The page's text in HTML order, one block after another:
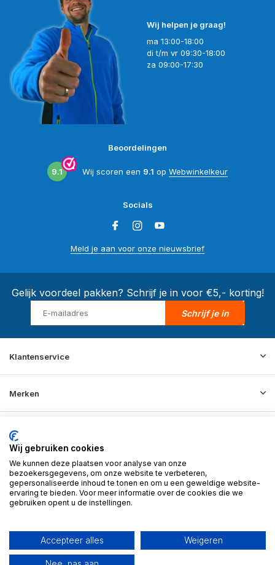
Wij helpen je graag!
ma 13:00-18:00
di t/m vr 09:30-18:00
za 09:00-17:30
Beoordelingen
9.1 Wij scoren een 9.1 op Webwinkelkeur
Socials
Meld je aan voor onze nieuwsbrief
Gelijk voordeel pakken? Schrijf je in voor €5,- korting!
Schrijf je in
Klantenservice
Merken
Informatie
Contact
© 2026 BD Store - Theme By
Wij gebruiken cookies
We kunnen deze plaatsen voor analyse van onze
bezoekersgegevens, om onze website te verbeteren,
gepersonaliseerde inhoud te tonen en om u een geweldige website-
ervaring te bieden. Voor meer informatie over de cookies die we
gebruiken opent u de instellingen.
Accepteer alles Weigeren